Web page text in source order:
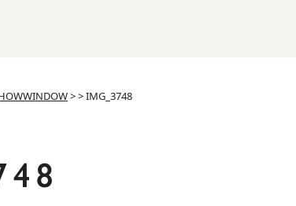
>>IMG_3748